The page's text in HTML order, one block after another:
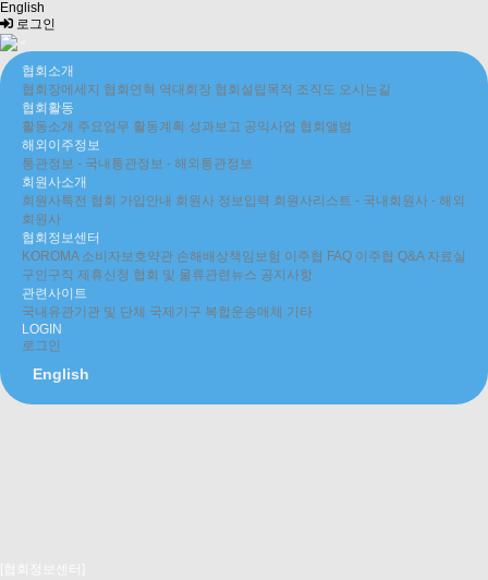
English
로그인
협회소개
협회장메세지 협회연혁 역대회장 협회설립목적 조직도 오시는길
협회활동
활동소개 주요업무 활동계획 성과보고 공익사업 협회앨범
해외이주정보
통관정보 - 국내통관정보 - 해외통관정보
회원사소개
회원사특전 협회 가입안내 회원사 정보입력 회원사리스트 - 국내회원사 - 해외
회원사
협회정보센터
KOROMA 소비자보호약관 손해배상책임보험 이주협 FAQ 이주협 Q&A 자료실
구인구직 제휴신청 협회 및 물류관련뉴스 공지사항
관련사이트
국내유관기관 및 단체 국제기구 복합운송매체 기타
LOGIN
로그인
English
[협회정보센터]